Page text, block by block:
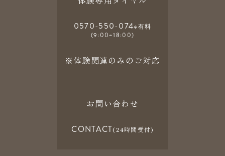
0570-550-074※有料
(9:00~18:00)
※体験関連のみのご対応
お問い合わせ
CONTACT(24時間受付)